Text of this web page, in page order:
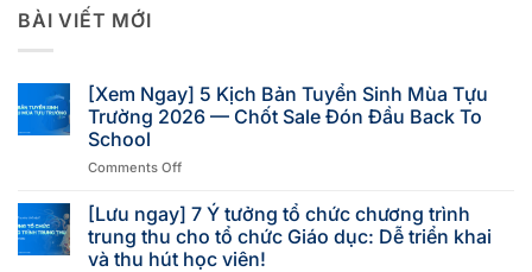
BÀI VIẾT MỚI
[Xem Ngay] 5 Kịch Bản Tuyển Sinh Mùa Tựu
Trường 2026 — Chốt Sale Đón Đầu Back To
School
Comments Off
[Lưu ngay] 7 Ý tưởng tổ chức chương trình
trung thu cho tổ chức Giáo dục: Dễ triển khai
và thu hút học viên!